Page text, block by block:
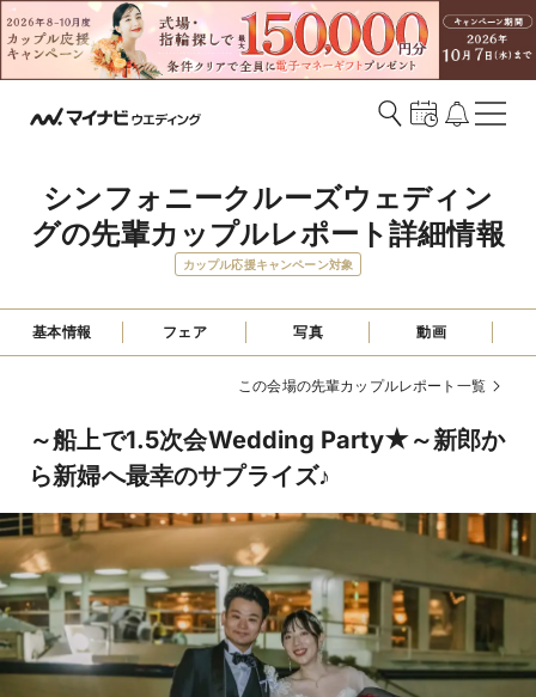
シンフォニークルーズウェディン
グの先輩カップルレポート詳細情報
カップル応援キャンペーン対象
基本情報 フェア 写真 動画
この会場の先輩カップルレポート一覧
～船上で1.5次会Wedding Party★～新郎か
ら新婦へ最幸のサプライズ♪